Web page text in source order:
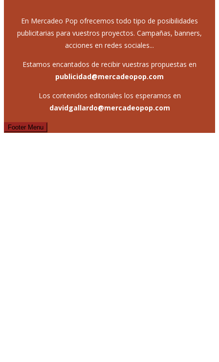
En Mercadeo Pop ofrecemos todo tipo de posibilidades
publicitarias para vuestros proyectos. Campañas, banners,
acciones en redes sociales...
Estamos encantados de recibir vuestras propuestas en
publicidad@mercadeopop.com
Los contenidos editoriales los esperamos en
davidgallardo@mercadeopop.com
Footer Menu